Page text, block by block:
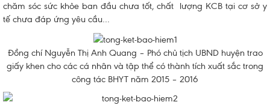
chăm sóc sức khỏe ban đầu chưa tốt, chất lượng KCB tại cơ sở y
tế chưa đáp ứng yêu cầu…
Đồng chí Nguyễn Thị Anh Quang – Phó chủ tịch UBND huyện trao
giấy khen cho các cá nhân và tập thể có thành tích xuất sắc trong
công tác BHYT năm 2015 – 2016